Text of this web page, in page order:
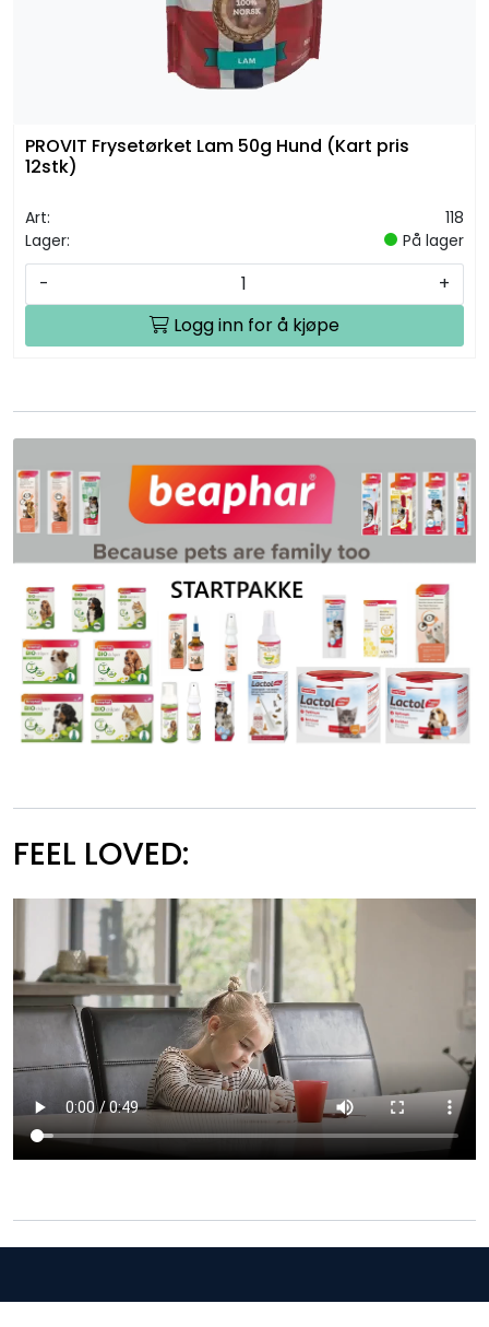
PROVIT Frysetørket Lam 50g Hund (Kart pris
12stk)
Art:
118
Lager:
På lager
-
+
Logg inn for å kjøpe
FEEL LOVED: